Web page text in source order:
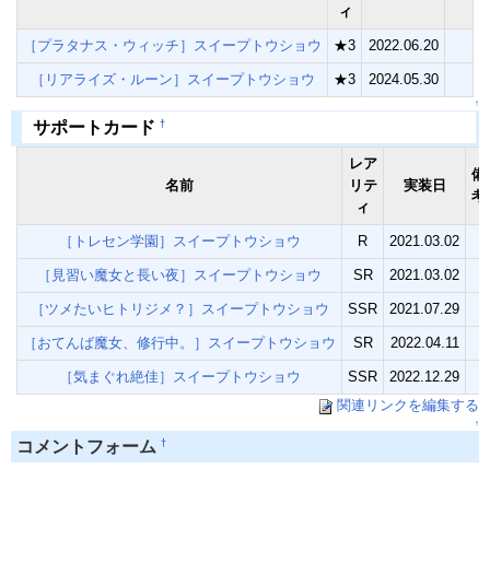
ィ
［プラタナス・ウィッチ］スイープトウショウ ★3 2022.06.20
［リアライズ・ルーン］スイープトウショウ ★3 2024.05.30
↑
サポートカード †
名前
レア
リテ
ィ
実装日
備
考
［トレセン学園］スイープトウショウ R 2021.03.02
［見習い魔女と長い夜］スイープトウショウ SR 2021.03.02
［ツメたいヒトリジメ？］スイープトウショウ SSR 2021.07.29
［おてんば魔女、修行中。］スイープトウショウ SR 2022.04.11
［気まぐれ絶佳］スイープトウショウ SSR
2022.12.29
関連リンクを編集する
↑
コメントフォーム †